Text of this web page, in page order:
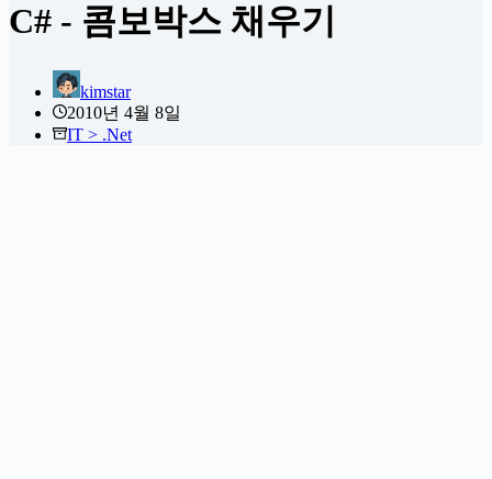
C# - 콤보박스 채우기
kimstar
2010년 4월 8일
IT > .Net